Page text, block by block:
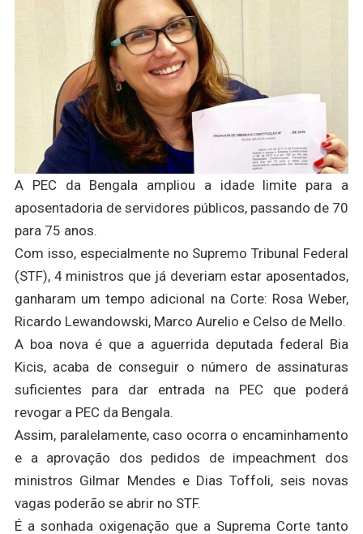
A PEC da Bengala ampliou a idade limite para a
aposentadoria de servidores públicos, passando de 70
para 75 anos.
Com isso, especialmente no Supremo Tribunal Federal
(STF), 4 ministros que já deveriam estar aposentados,
ganharam um tempo adicional na Corte: Rosa Weber,
Ricardo Lewandowski, Marco Aurelio e Celso de Mello.
A boa nova é que a aguerrida deputada federal Bia
Kicis, acaba de conseguir o número de assinaturas
suficientes para dar entrada na PEC que poderá
revogar a PEC da Bengala.
Assim, paralelamente, caso ocorra o encaminhamento
e a aprovação dos pedidos de impeachment dos
ministros Gilmar Mendes e Dias Toffoli, seis novas
vagas poderão se abrir no STF.
É a sonhada oxigenação que a Suprema Corte tanto